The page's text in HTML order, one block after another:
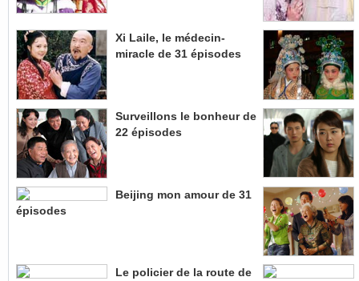
Xi Laile, le médecin-
miracle de 31 épisodes
Surveillons le bonheur de
22 épisodes
Beijing mon amour de 31
épisodes
Le policier de la route de